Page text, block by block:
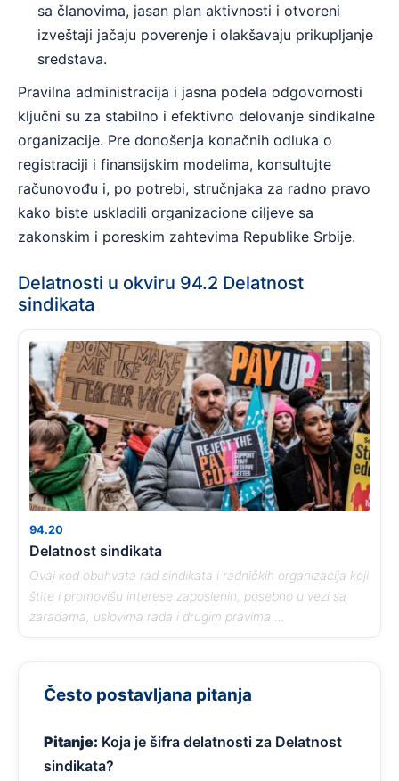
sa članovima, jasan plan aktivnosti i otvoreni
izveštaji jačaju poverenje i olakšavaju prikupljanje
sredstava.
Pravilna administracija i jasna podela odgovornosti
ključni su za stabilno i efektivno delovanje sindikalne
organizacije. Pre donošenja konačnih odluka o
registraciji i finansijskim modelima, konsultujte
računovođu i, po potrebi, stručnjaka za radno pravo
kako biste uskladili organizacione ciljeve sa
zakonskim i poreskim zahtevima Republike Srbije.
Delatnosti u okviru 94.2 Delatnost
sindikata
94.20
Delatnost sindikata
Ovaj kod obuhvata rad sindikata i radničkih organizacija koji
štite i promovišu interese zaposlenih, posebno u vezi sa
zaradama, uslovima rada i drugim pravima ...
Često postavljana pitanja
Pitanje: Koja je šifra delatnosti za Delatnost
sindikata?